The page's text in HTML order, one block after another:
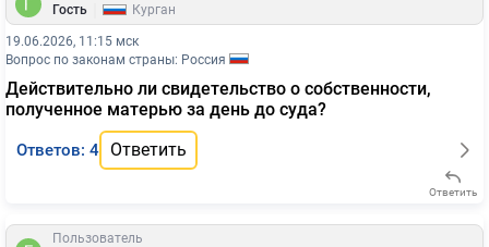
Гость
Курган
19.06.2026, 11:15 мск
Вопрос по законам страны: Россия
Действительно ли свидетельство о собственности,
полученное матерью за день до суда?
Ответов: 4 Ответить
Ответить
Пользователь